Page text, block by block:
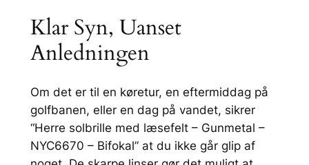
–
o
k
a
Klar Syn, Uanset
Anledningen
Om det er til en køretur, en eftermiddag på
golfbanen, eller en dag på vandet, sikrer
“Herre solbrille med læsefelt – Gunmetal –
NYC6670 – Bifokal” at du ikke går glip af